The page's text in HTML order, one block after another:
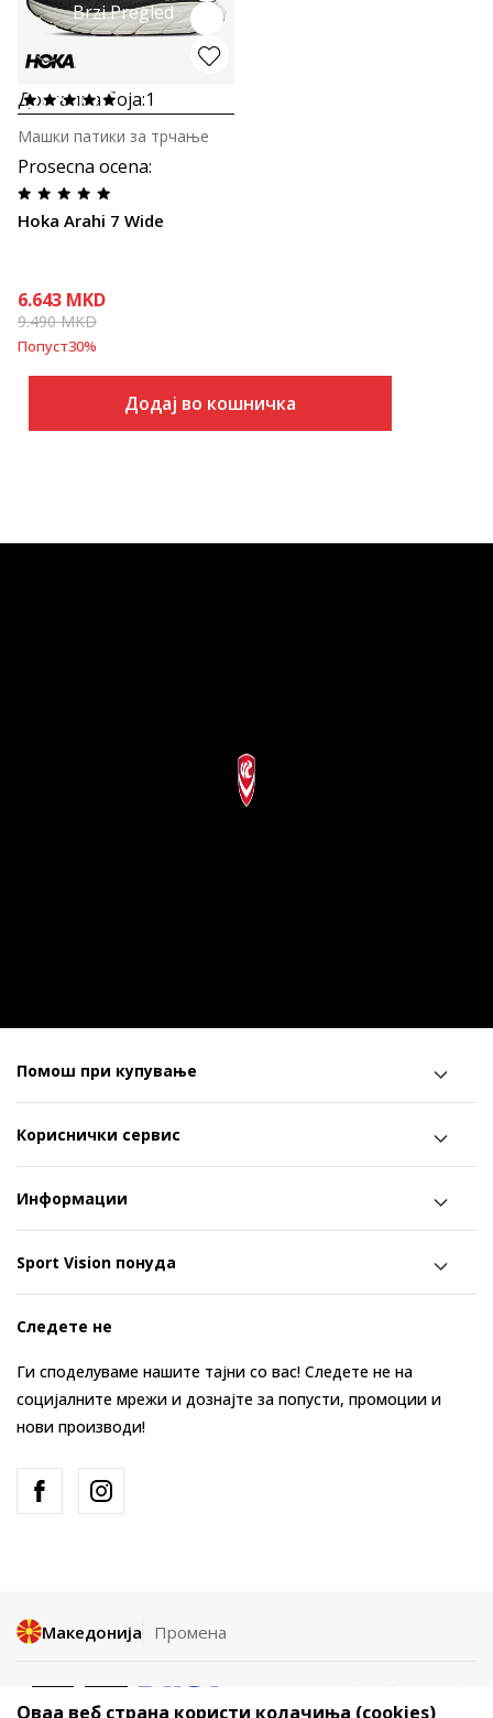
Brzi Pregled
Достапна боја:1
Prosecna ocena:
Hoka Arahi 7 Wide
Машки патики за трчање
6.643 MKD
9.490MKD
Попуст30%
Додај во кошничка
Помош при купување
Кориснички сервис
Информации
Sport Vision понуда
Следете не
Ги споделуваме нашите тајни со вас! Следете не на
социјалните мрежи и дознајте за попусти, промоции и
нови производи!
Македонија Промена
Оваа веб страна користи колачиња (cookies)